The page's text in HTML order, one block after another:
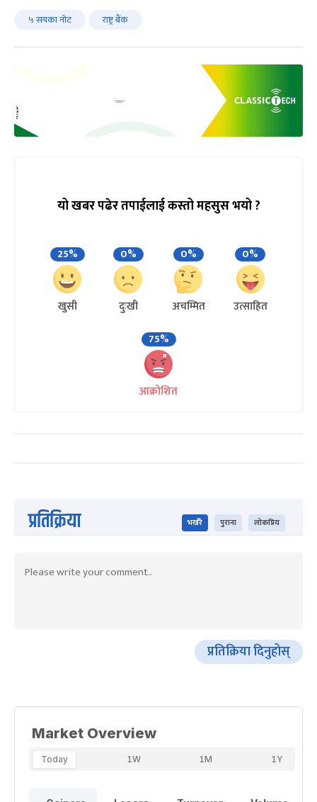
५ सयका नोट राष्ट्र बैंक
यो खबर पढेर तपाईलाई कस्तो महसुस भयो ?
25%
खुसी
0%
दुःखी
0%
अचम्मित
0%
उत्साहित
75%
आक्रोशित
प्रतिक्रिया भर्खरै पुराना लोकप्रिय
प्रतिक्रिया दिनुहोस्